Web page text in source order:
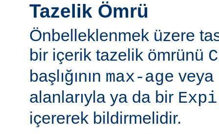
Tazelik Ömrü
Önbelleklenmek üzere
bir içerik tazelik ömrünü
başlığının max-age veya
alanlarıyla ya da bir
içererek bildirmelidir.